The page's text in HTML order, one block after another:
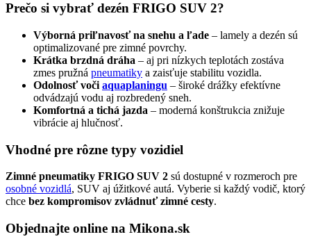
Prečo si vybrať dezén FRIGO SUV 2?
Výborná priľnavosť na snehu a ľade – lamely a dezén sú
optimalizované pre zimné povrchy.
Krátka brzdná dráha – aj pri nízkych teplotách zostáva
zmes pružná pneumatiky a zaisťuje stabilitu vozidla.
Odolnosť voči aquaplaningu – široké drážky efektívne
odvádzajú vodu aj rozbredený sneh.
Komfortná a tichá jazda – moderná konštrukcia znižuje
vibrácie aj hlučnosť.
Vhodné pre rôzne typy vozidiel
Zimné pneumatiky FRIGO SUV 2 sú dostupné v rozmeroch pre
osobné vozidlá, SUV aj úžitkové autá. Vyberie si každý vodič, ktorý
chce bez kompromisov zvládnuť zimné cesty.
Objednajte online na Mikona.sk